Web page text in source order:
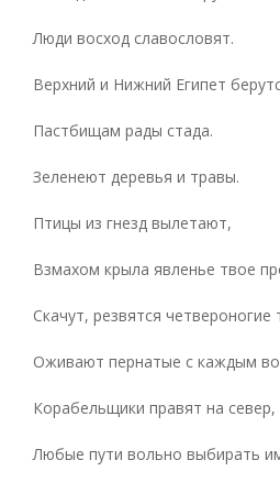
Люди восход славословят.
Верхний и Нижний Египет
Пастбищам рады стада.
Зеленеют деревья и травы.
Птицы из гнезд вылетают,
Взмахом крыла явленье твое
Скачут, резвятся четвероногие
Оживают пернатые с каждым
Корабельщики правят на
Любые пути вольно выбирать